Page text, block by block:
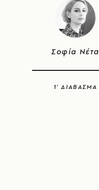
Σοφία Νέτα
1’ ΔΙΑΒΑΣΜΑ